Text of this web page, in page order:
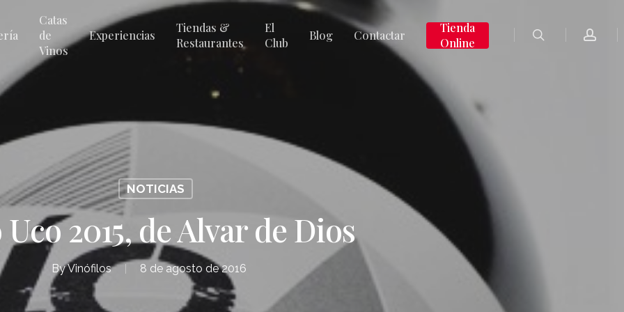
Catas
de
Vinos
Experiencias
Tiendas &
Restaurantes
El
Club
Blog Contactar
Tienda
Online
NOTICIAS
2015, de Alvar de Dios
ByVinófilos 8 de agosto de 2016